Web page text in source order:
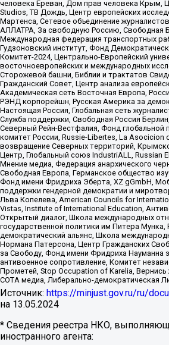
человека Ереван, Дом прав человека Крым,
Studios, ТВ Дождь, Центр европейских
Мартенса, Сетевое объединение
АЛЛАТРА, За свободную Россию, Свободная
Международная федерация транспортных
Гудзоновский институт, Фонд
Комитет-2024, Центрально-Европейский
восточноевропейских и международных
Сторожевой башни, Библии и трактатов
Гражданский Совет, Центр анализа
Академическая сеть Восточная Европа,
РЭНД корпорейшн, Русская Америка за
Настоящая Россия, Глобальная сеть
Служба поддержки, Свободная Россия
Северный Рейн-Вестфалия, Фонд
комитет России, Russie-Libertes, La Asocicion
возвращение Северных территорий,
Центр, Глобальный союз IndustriALL, Russian
Мнение медиа, Федерация анархического
Свободная Европа, Германское общество
Фонд имени Фридриха Эберта, XZ gGmbH,
поддержки гендерной демократии и
Льва Копелева, American Councils for
Vistas, Institute of International Education,
Открытый диалог, Школа международных
государственной политики им Питера Мунка,
демократический альянс, Школа
Нормана Патерсона, Центр Гражданских
за Свободу, Фонд имени Фридриха Науманна
антивоенное сопротивление, Комитет
Прометей, Stop Occupation of Karelia,
СОТА медиа, Либерально-демократическая
Источник: https://minjust.gov.ru/ru/
на 13.05.2024
* Сведения реестра НКО,
иностранного агента: